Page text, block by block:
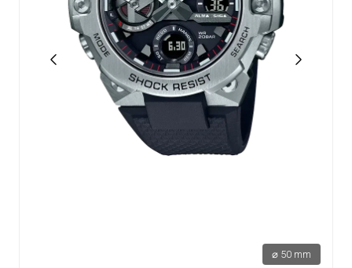
⌀ 50 mm